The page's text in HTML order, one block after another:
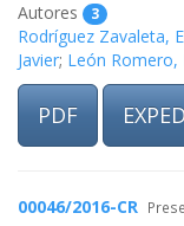
Autores 3
Rodríguez Zavaleta,
Javier; León Romero,
PDF
00046/2016-CR